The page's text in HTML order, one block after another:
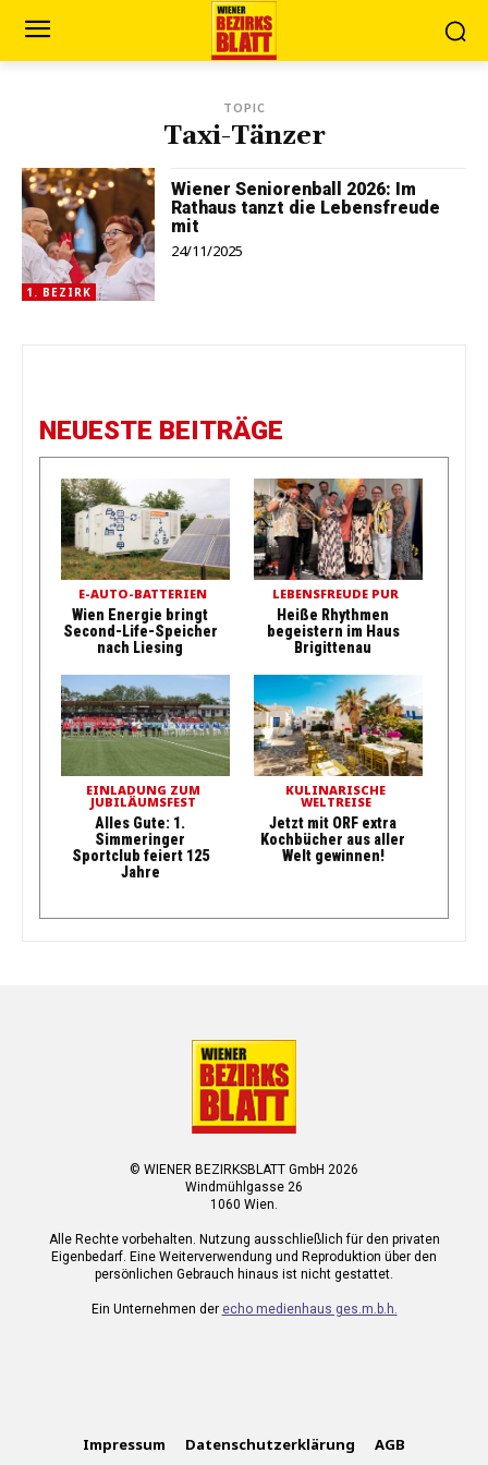
TOPIC
Taxi-Tänzer
1. BEZIRK
Wiener Seniorenball 2026: Im
Rathaus tanzt die Lebensfreude
mit
24/11/2025
NEUESTE BEITRÄGE
E-AUTO-BATTERIEN
Wien Energie bringt
Second-Life-Speicher
nach Liesing
LEBENSFREUDE PUR
Heiße Rhythmen
begeistern im Haus
Brigittenau
EINLADUNG ZUM
JUBILÄUMSFEST
Alles Gute: 1.
Simmeringer
Sportclub feiert 125
Jahre
KULINARISCHE
WELTREISE
Jetzt mit ORF extra
Kochbücher aus aller
Welt gewinnen!
© WIENER BEZIRKSBLATT GmbH 2026
Windmühlgasse 26
1060 Wien.
Alle Rechte vorbehalten. Nutzung ausschließlich für den privaten
Eigenbedarf. Eine Weiterverwendung und Reproduktion über den
persönlichen Gebrauch hinaus ist nicht gestattet.
Ein Unternehmen der echo medienhaus ges.m.b.h.
Impressum Datenschutzerklärung AGB